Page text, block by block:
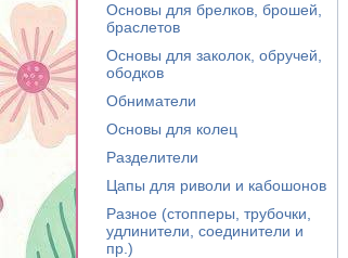
Основы для брелков, брошей,
браслетов
Основы для заколок, обручей,
ободков
Обниматели
Основы для колец
Разделители
Цапы для риволи и кабошонов
Разное (стопперы, трубочки,
удлинители, соединители и
пр.)